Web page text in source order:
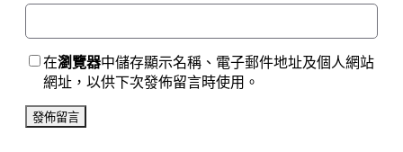
在瀏覽器中儲存顯示名稱、電子郵件地址及個人網站
網址，以供下次發佈留言時使用。